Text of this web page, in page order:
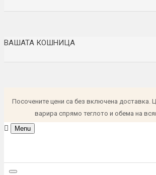
ВАШАТА КОШНИЦА
Посочените цени са без включена доставка.
варира спрямо теглото и обема на
Menu